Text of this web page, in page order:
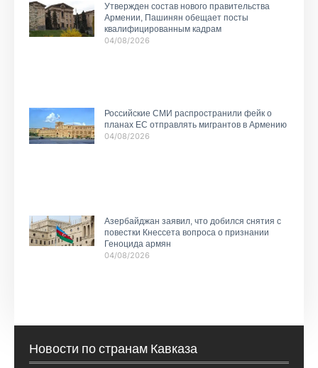
Утвержден состав нового правительства
Армении, Пашинян обещает посты
квалифицированным кадрам
04/08/2026
Российские СМИ распространили фейк о
планах ЕС отправлять мигрантов в Армению
04/08/2026
Азербайджан заявил, что добился снятия с
повестки Кнессета вопроса о признании
Геноцида армян
04/08/2026
Новости по странам Кавказа